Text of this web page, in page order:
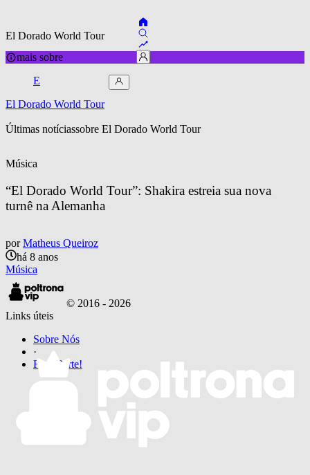
El Dorado World Tour
mais sobre
E
El Dorado World Tour
Últimas notíciassobre El Dorado World Tour
Música
“El Dorado World Tour”: Shakira estreia sua nova
turnê na Alemanha
por Matheus Queiroz
há 8 anos
Música
© 2016 - 2026
Links úteis
Sobre Nós
·
Faça Parte!